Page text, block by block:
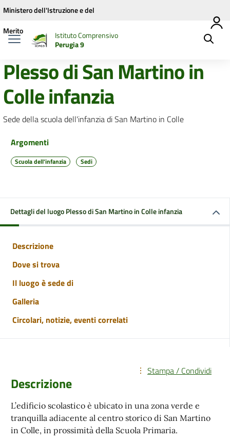
Vai ai contenuti
Vai al menu di navigazione
Vai al footer
Ministero dell'Istruzione e del
Merito
Istituto Comprensivo
Perugia 9
Plesso di San Martino in
Colle infanzia
Sede della scuola dell'infanzia di San Martino in Colle
Argomenti
Scuola dell'infanzia Sedi
Dettagli del luogo Plesso di San Martino in Colle infanzia
Descrizione
Dove si trova
Il luogo è sede di
Galleria
Circolari, notizie, eventi correlati
Stampa / Condividi
Descrizione
L’edificio scolastico è ubicato in una zona verde e
tranquilla adiacente al centro storico di San Martino
in Colle, in prossimità della Scuola Primaria.